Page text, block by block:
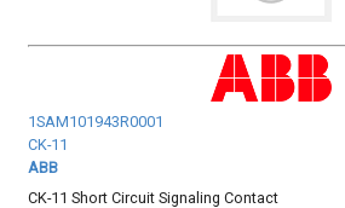
1SAM101943R0001
CK-11
ABB
CK-11 Short Circuit Signaling Contact